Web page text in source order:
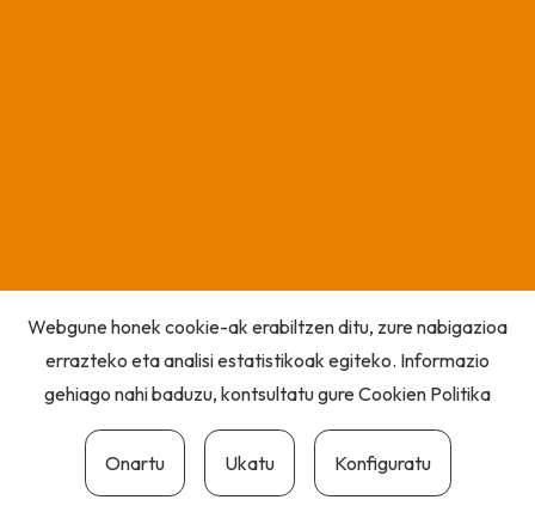
Webgune honek cookie-ak erabiltzen ditu, zure nabigazioa
errazteko eta analisi estatistikoak egiteko. Informazio
gehiago nahi baduzu, kontsultatu gureCookien Politika
Onartu Ukatu Konfiguratu